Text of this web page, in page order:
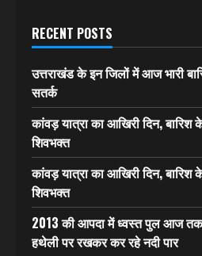
RECENT POSTS
उत्तराखंड के इन जिलों में आज भारी
सतर्क
कांवड़ यात्रा का आखिरी दिन,
शिवभक्त
कांवड़ यात्रा का आखिरी दिन,
शिवभक्त
2013 की आपदा में ध्वस्त पुल आज तक
हथेली पर रखकर कर रहे नदी पार